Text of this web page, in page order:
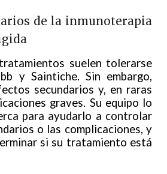
de la inmunoterapia
suelen tolerarse
y Saintiche. Sin embargo,
secundarios y, en raras
graves. Su equipo lo
para ayudarlo a controlar
o las complicaciones, y
si su tratamiento está